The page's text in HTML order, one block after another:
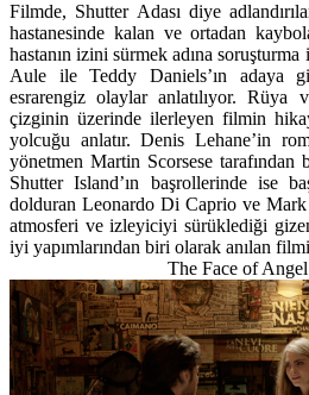
Filmde, Shutter Adası diye
hastanesinde kalan ve ortadan
hastanın izini sürmek adına
Aule ile Teddy Daniels’ın adaya
esrarengiz olaylar anlatılıyor. Rüya
çizginin üzerinde ilerleyen filmin
yolcuğu anlatır. Denis Lehane’in
yönetmen Martin Scorsese tarafından
Shutter Island’ın başrollerinde ise
dolduran Leonardo Di Caprio ve
atmosferi ve izleyiciyi sürüklediği
iyi yapımlarından biri olarak anılan
The Face of